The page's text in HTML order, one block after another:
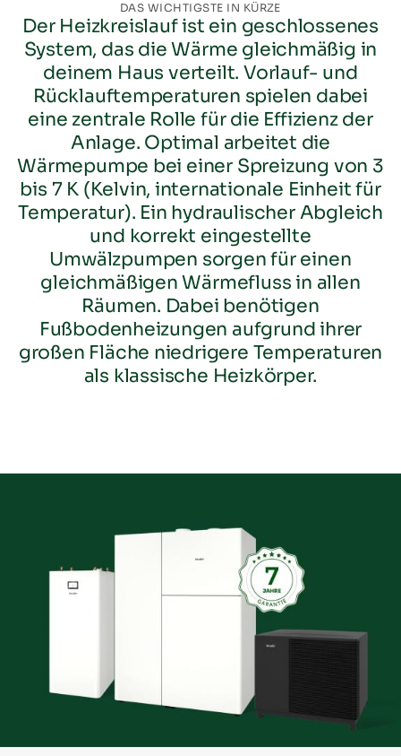
DAS WICHTIGSTE IN KÜRZE
Der Heizkreislauf ist ein geschlossenes
System, das die Wärme gleichmäßig in
deinem Haus verteilt. Vorlauf- und
Rücklauftemperaturen spielen dabei
eine zentrale Rolle für die Effizienz der
Anlage. Optimal arbeitet die
Wärmepumpe bei einer Spreizung von 3
bis 7 K (Kelvin, internationale Einheit für
Temperatur). Ein hydraulischer Abgleich
und korrekt eingestellte
Umwälzpumpen sorgen für einen
gleichmäßigen Wärmefluss in allen
Räumen. Dabei benötigen
Fußbodenheizungen aufgrund ihrer
großen Fläche niedrigere Temperaturen
als klassische Heizkörper.